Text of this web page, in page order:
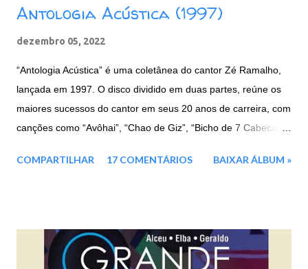
Antologia Acústica (1997)
dezembro 05, 2022
“Antologia Acústica” é uma coletânea do cantor Zé Ramalho,
lançada em 1997. O disco dividido em duas partes, reúne os
maiores sucessos do cantor em seus 20 anos de carreira, com
canções como “Avôhai”, “Chao de Giz”, “Bicho de 7 Cabecas”,
Beira Mar 04. Vila do Sossego 05. Canção Agalopada 06. A
Galope Rasante 06. Bicho de Sete Cabeças 07. Mulher Nova,
Bonita e Carinhosa, Faz o Homem Gemer Sem Sentir Dor 08.
COMPARTILHAR 17 COMENTÁRIOS BAIXAR ÁLBUM »